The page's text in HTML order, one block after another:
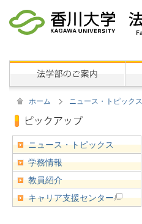
ホーム ニュース・トピックス
ニュース・トピックス
学務情報
教員紹介
キャリア支援センター